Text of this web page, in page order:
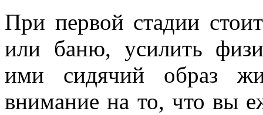
При первой стадии
или баню, усилить
ими сидячий образ
внимание на то, что вы